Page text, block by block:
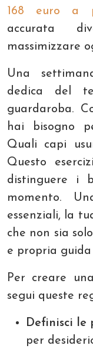
168 euro a
accurata
massimizzare
Una
dedica del
guardaroba.
hai bisogno
Quali capi
Questo
distinguere i
momento.
essenziali, la
che non sia
e propria guida
Per creare
segui queste
Definisci le
per